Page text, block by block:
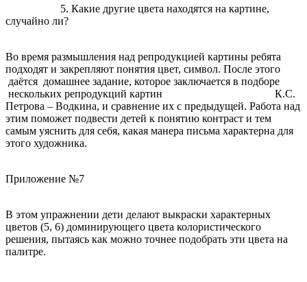
5. Какие другие цвета находятся на картине,
случайно ли?
Во время размышления над репродукцией картины ребята
подходят и закрепляют понятия цвет, символ. После этого
даётся домашнее задание, которое заключается в подборе
нескольких репродукций картин К.С.
Петрова – Водкина, и сравнение их с предыдущей. Работа над
этим поможет подвести детей к понятию контраст и тем
самым уяснить для себя, какая манера письма характерна для
этого художника.
Приложение №7
В этом упражнении дети делают выкраски характерных
цветов (5, 6) доминирующего цвета колористического
решения, пытаясь как можно точнее подобрать эти цвета на
палитре.